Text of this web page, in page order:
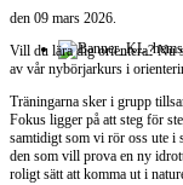
den 09 mars 2026.
Vill du lära dig orientera? Nu
av vår nybörjarkurs i
Träningarna sker i grupp
Fokus ligger på att steg för
samtidigt som vi rör oss ute i
den som vill prova en ny
roligt sätt att komma ut i